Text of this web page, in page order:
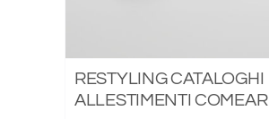
RESTYLING CATALOGHI
ALLESTIMENTI COMEAR